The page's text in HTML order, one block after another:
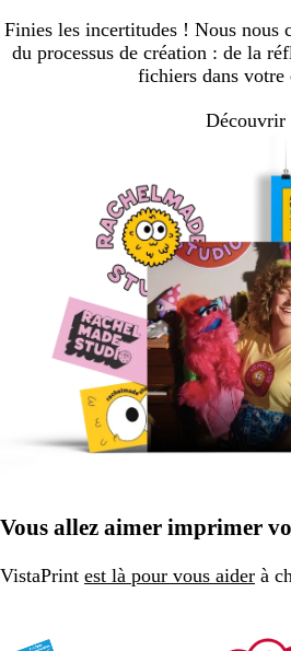
Finies les incertitudes ! Nous nous
du processus de création : de la
fichiers dans votre
Découvrir
Vous allez aimer imprimer
VistaPrint est là pour vous aider à